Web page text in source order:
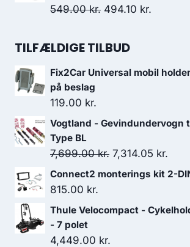
var:
er:
549.00kr. Den
pris
549.00 kr..
494.10 kr.
494.10
TILFÆLDIGE TILBUD
Fix2Car Universal mobil
på beslag
119.00 kr.
Vogtland - Gevindundervogn
Type BL
7,699.00kr. Den
oprindelige
7,699.00 kr..
7,314.05 kr.
Connect2 monterings kit 2-
815.00 kr.
Thule Velocompact -
- 7 polet
4,449.00 kr.